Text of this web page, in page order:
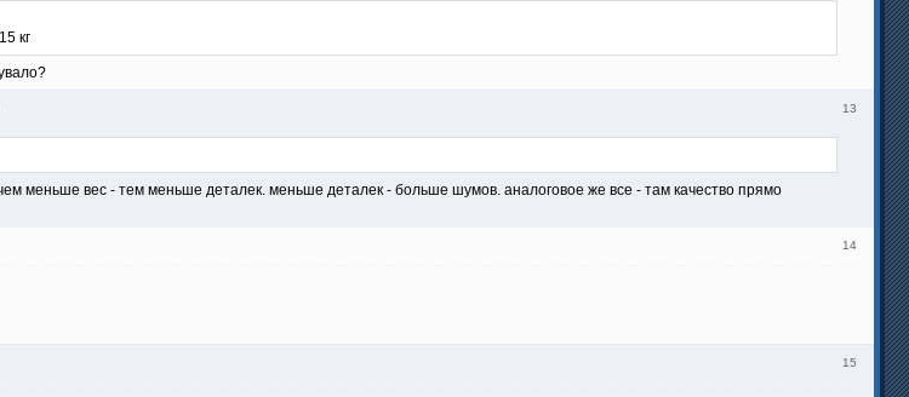
кг
13
меньше вес - тем меньше деталек. меньше деталек - больше шумов. аналоговое же все - там качество прямо
14
15